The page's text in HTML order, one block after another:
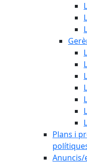
Plans i
Anuncis/